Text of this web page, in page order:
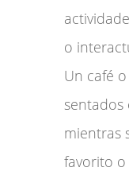
o
Un café
sentados
mientras
favorito